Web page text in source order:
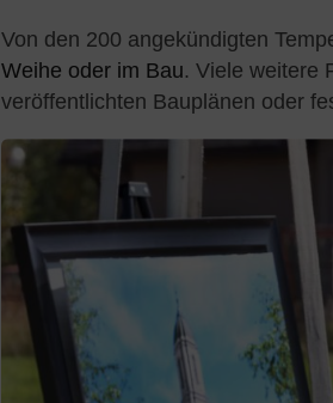
Von den 200 angekündigten
Weihe oder im Bau. Viele weitere
veröffentlichten Bauplänen oder